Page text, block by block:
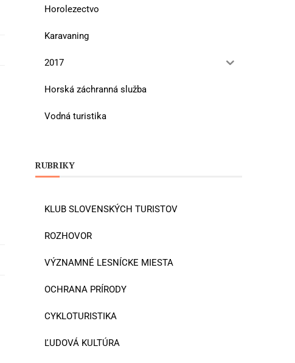
Horolezectvo
Karavaning
2017
Horská záchranná služba
Vodná turistika
RUBRIKY
KLUB SLOVENSKÝCH TURISTOV
ROZHOVOR
VÝZNAMNÉ LESNÍCKE MIESTA
OCHRANA PRÍRODY
CYKLOTURISTIKA
ĽUDOVÁ KULTÚRA